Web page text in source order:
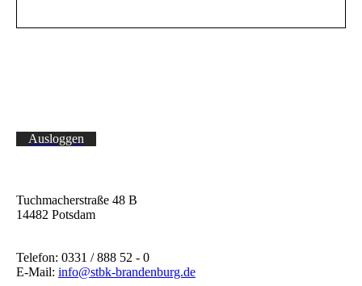
Ausloggen
Tuchmacherstraße 48 B
14482 Potsdam
Telefon: 0331 / 888 52 - 0
E-Mail: info@stbk-brandenburg.de